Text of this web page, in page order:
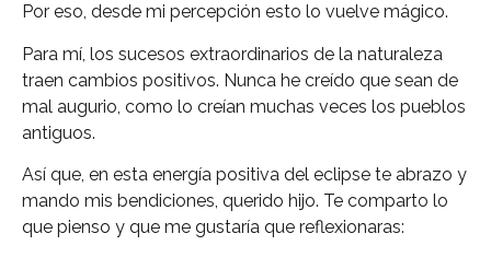
Por eso, desde mi percepción esto lo vuelve mágico.
Para mí, los sucesos extraordinarios de la naturaleza
traen cambios positivos. Nunca he creído que sean de
mal augurio, como lo creían muchas veces los pueblos
antiguos.
Así que, en esta energía positiva del eclipse te abrazo y
mando mis bendiciones, querido hijo. Te comparto lo
que pienso y que me gustaría que reflexionaras: